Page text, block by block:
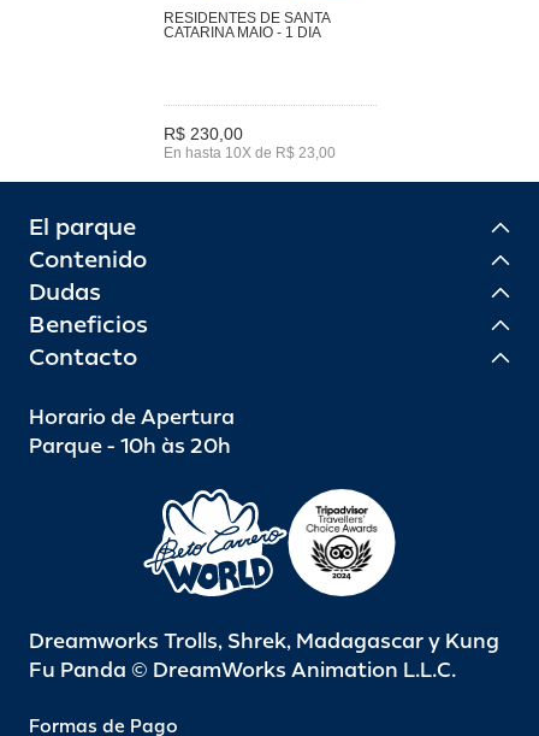
RESIDENTES DE SANTA
CATARINA MAIO - 1 DIA
R$ 230,00
En hasta 10X de R$ 23,00
El parque
Contenido
Dudas
Beneficios
Contacto
Horario de Apertura
Parque - 10h às 20h
Dreamworks Trolls, Shrek, Madagascar y Kung
Fu Panda © DreamWorks Animation L.L.C.
Formas de Pago